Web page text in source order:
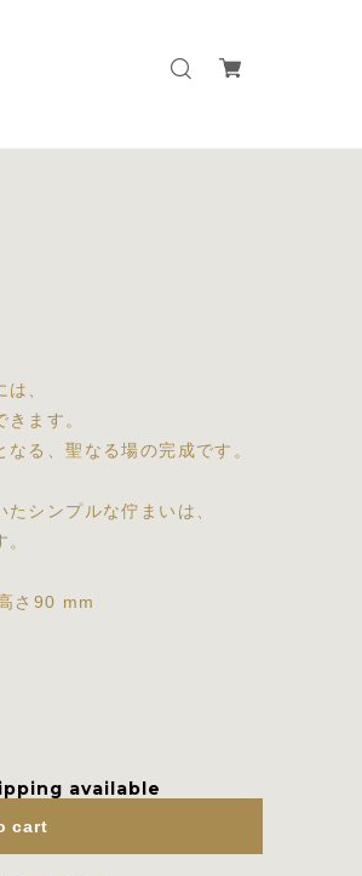
、
ます。
る、聖なる場の完成です。
シンプルな佇まいは、
さ90 mm
available
cart